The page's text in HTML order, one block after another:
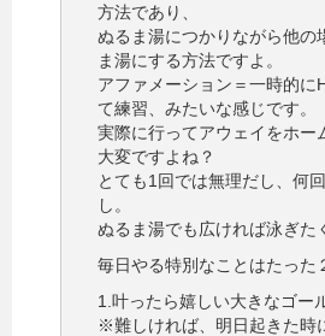
方法であり、
ぬるま湯につかりながら他の
ま湯にする方法ですよ。
アファメーション＝一時的に
て練習、みたいな感じです。
実際に行ってアウェイをホー
大変ですよね？
とても1回では無理だし、何
し。
ぬるま湯でも広ければ泳ぎた
毎日やる特別なことはたった
1.叶ったら嬉しい大きなゴー
※難しければ、明日起きた時